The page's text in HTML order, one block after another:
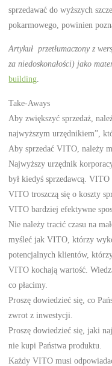
sprzedawać do wyższych
pokarmowego, powinien
Artykuł przetłumaczony z
za niedoskonałości) jako
building.
Take-Aways
Aby zwiększyć sprzedaż,
najwyższym urzędnikiem”,
Aby sprzedać VITO, należy
Najwyższy urzędnik
był kiedyś sprzedawcą.
VITO troszczą się o koszty
VITO bardziej efektywne
Nie należy tracić czasu na
myśleć jak VITO, którzy
potencjalnych klientów,
VITO kochają wartość.
co płacimy.
Proszę dowiedzieć się, co
zwrot z inwestycji.
Proszę dowiedzieć się, jaki
nie kupi Państwa produktu.
Każdy VITO musi